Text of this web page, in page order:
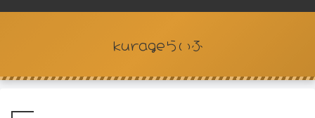
kurageらいふ